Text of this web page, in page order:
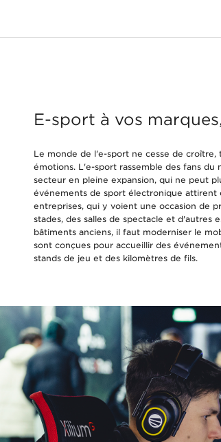
XiliumG-
E-sport à vos
Le monde de l'e-sport ne cesse de
émotions. L'e-sport rassemble des fans
secteur en pleine expansion, qui ne peut
événements de sport électronique attirent
entreprises, qui y voient une occasion de
stades, des salles de spectacle et d'autres
bâtiments anciens, il faut moderniser le
sont conçues pour accueillir des
stands de jeu et des kilomètres de fils.